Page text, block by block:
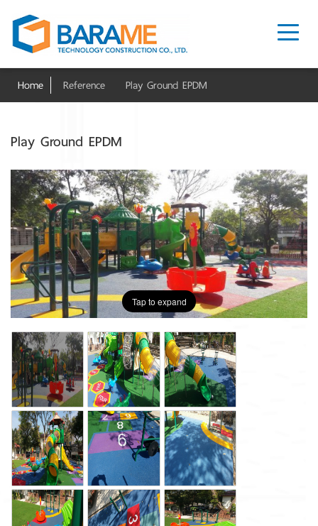
Home Reference Play Ground EPDM
Play Ground EPDM
Tap to expand